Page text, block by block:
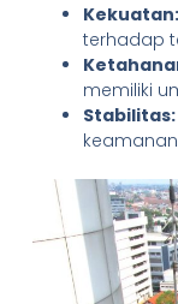
Kekuatan:
terhadap
memiliki
Stabilitas: